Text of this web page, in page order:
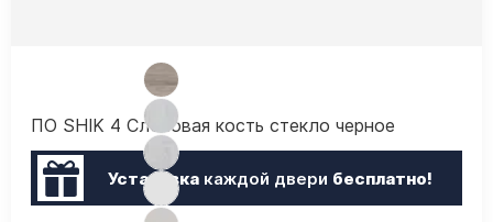
ПО SHIK 4 Слоновая кость стекло черное
Установкакаждой двери бесплатно!